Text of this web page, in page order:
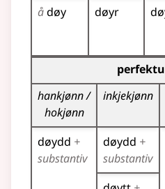
ådøy døyr
Bøyningstabell for dette
hankjønn /
hokjønn
inkjekjønn
døydd +
substantiv
døydd +
substantiv